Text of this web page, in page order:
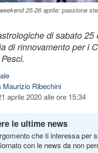
25-26 aprile: passione
di sabato 25
di rinnovamento per i
Maurizio Ribechini
aprile 2020 alle ore 15:34
le ultime news
che ti interessa per
con le news da non